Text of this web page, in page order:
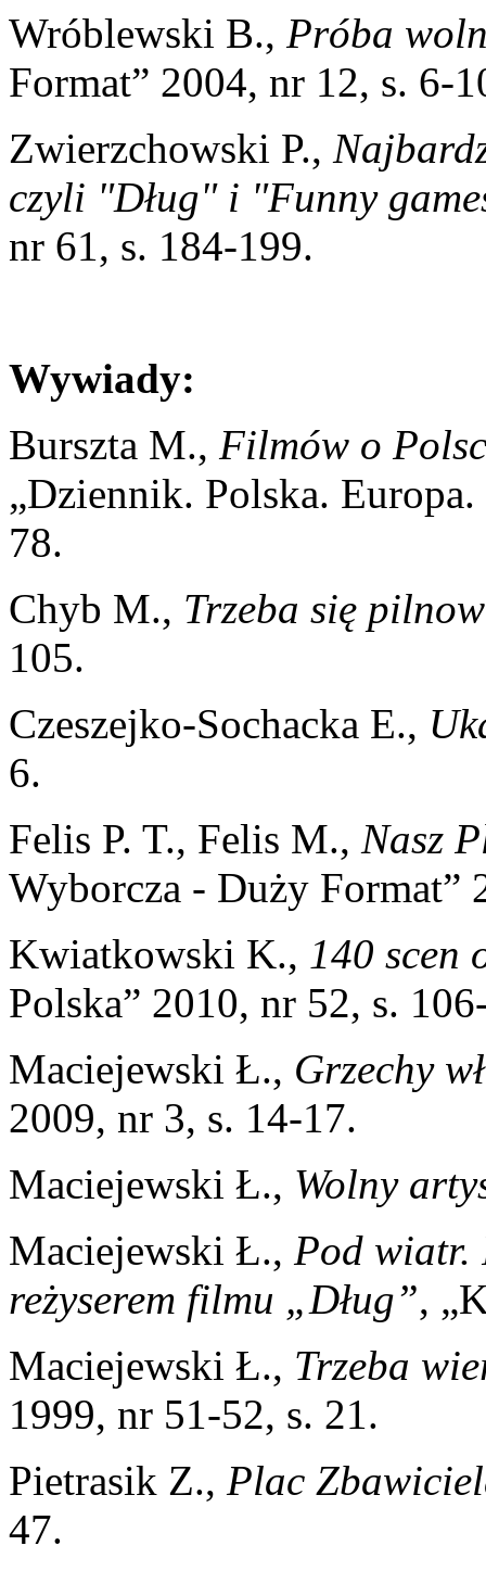
Wróblewski B., Próba
Format” 2004, nr 12, s. 6-
Zwierzchowski P.,
czyli "Dług" i "Funny
nr 61, s. 184-199.
Wywiady:
Burszta M., Filmów o
„Dziennik. Polska.
78.
Chyb M., Trzeba się
105.
Czeszejko-Sochacka E.,
6.
Felis P. T., Felis M., Nasz
Wyborcza - Duży Format”
Kwiatkowski K., 140 scen
Polska” 2010, nr 52, s.
Maciejewski Ł., Grzechy
2009, nr 3, s. 14-17.
Maciejewski Ł., Wolny
Maciejewski Ł., Pod wiatr.
reżyserem filmu „Dług”,
Maciejewski Ł., Trzeba
1999, nr 51-52, s. 21.
Pietrasik Z., Plac
47.